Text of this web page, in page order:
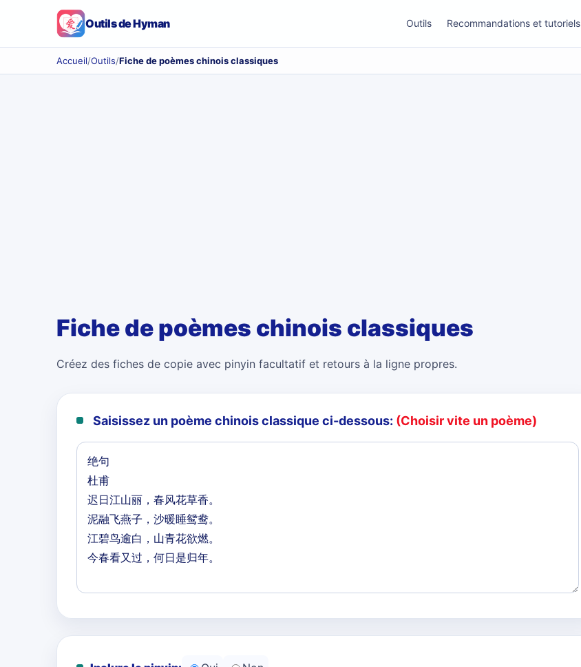
Outils de Hyman Outils Recommandations et tutoriels
Accueil/Outils/Fiche de poèmes chinois classiques
Fiche de poèmes chinois classiques
Créez des fiches de copie avec pinyin facultatif et retours à la ligne propres.
Saisissez un poème chinois classique ci-dessous: (Choisir vite un poème)